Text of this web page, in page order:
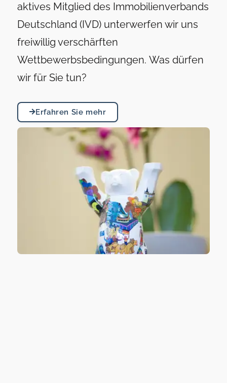
aktives Mitglied des Immobilienverbands
Deutschland (IVD) unterwerfen wir uns
freiwillig verschärften
Wettbewerbsbedingungen. Was dürfen
wir für Sie tun?
Erfahren Sie mehr